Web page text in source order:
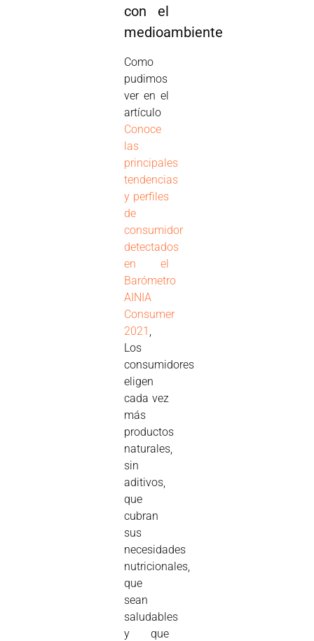
con el
medioambiente
Como
pudimos
ver en el
artículo
Conoce
las
principales
tendencias
y perfiles
de
consumidor
detectados
en el
Barómetro
AINIA
Consumer
2021
Los
consumidores
eligen
cada vez
más
productos
naturales,
sin
aditivos,
que
cubran
sus
necesidades
nutricionales,
que
sean
saludables
y que